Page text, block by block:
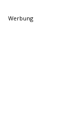
Werbung